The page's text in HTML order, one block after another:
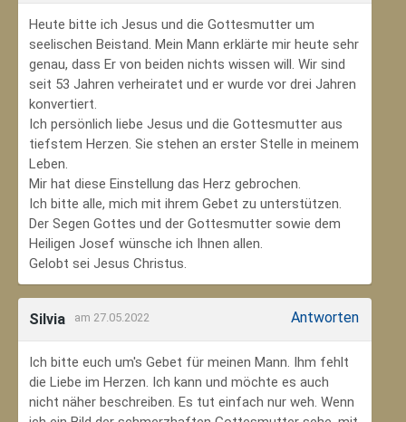
Heute bitte ich Jesus und die Gottesmutter um
seelischen Beistand. Mein Mann erklärte mir heute sehr
genau, dass Er von beiden nichts wissen will. Wir sind
seit 53 Jahren verheiratet und er wurde vor drei Jahren
konvertiert.
Ich persönlich liebe Jesus und die Gottesmutter aus
tiefstem Herzen. Sie stehen an erster Stelle in meinem
Leben.
Mir hat diese Einstellung das Herz gebrochen.
Ich bitte alle, mich mit ihrem Gebet zu unterstützen.
Der Segen Gottes und der Gottesmutter sowie dem
Heiligen Josef wünsche ich Ihnen allen.
Gelobt sei Jesus Christus.
Silvia am 27.05.2022 Antworten
Ich bitte euch um's Gebet für meinen Mann. Ihm fehlt
die Liebe im Herzen. Ich kann und möchte es auch
nicht näher beschreiben. Es tut einfach nur weh. Wenn